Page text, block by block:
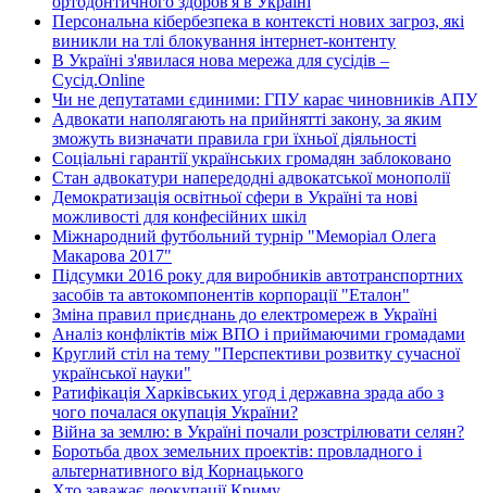
Персональна кібербезпека в контексті нових загроз, які
виникли на тлі блокування інтернет-контенту
В Україні з'явилася нова мережа для сусідів –
Сусід.Online
Чи не депутатами єдиними: ГПУ карає чиновників АПУ
Адвокати наполягають на прийнятті закону, за яким
зможуть визначати правила гри їхньої діяльності
Соціальні гарантії українських громадян заблоковано
Стан адвокатури напередодні адвокатської монополії
Демократизація освітньої сфери в Україні та нові
можливості для конфесійних шкіл
Міжнародний футбольний турнір "Меморіал Олега
Макарова 2017"
Підсумки 2016 року для виробників автотранспортних
засобів та автокомпонентів корпорації "Еталон"
Зміна правил приєднань до електромереж в Україні
Аналіз конфліктів між ВПО і приймаючими громадами
Круглий стіл на тему "Перспективи розвитку сучасної
української науки"
Ратифікація Харківських угод і державна зрада або з
чого почалася окупація України?
Війна за землю: в Україні почали розстрілювати селян?
Боротьба двох земельних проектів: провладного і
альтернативного від Корнацького